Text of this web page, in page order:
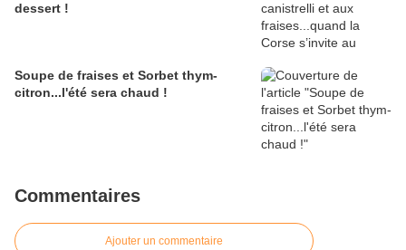
dessert !
Soupe de fraises et Sorbet thym-
citron...l'été sera chaud !
Commentaires
Ajouter un commentaire